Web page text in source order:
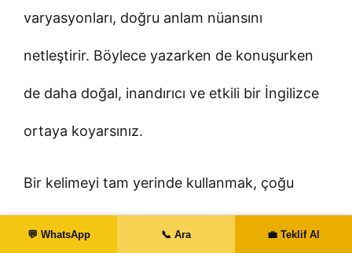
varyasyonları, doğru anlam nüansını
netleştirir. Böylece yazarken de konuşurken
de daha doğal, inandırıcı ve etkili bir İngilizce
ortaya koyarsınız.
Bir kelimeyi tam yerinde kullanmak, çoğu
zaman cümleye fazladan açıklama
💬 WhatsApp 📞 Ara 💼 Teklif Al